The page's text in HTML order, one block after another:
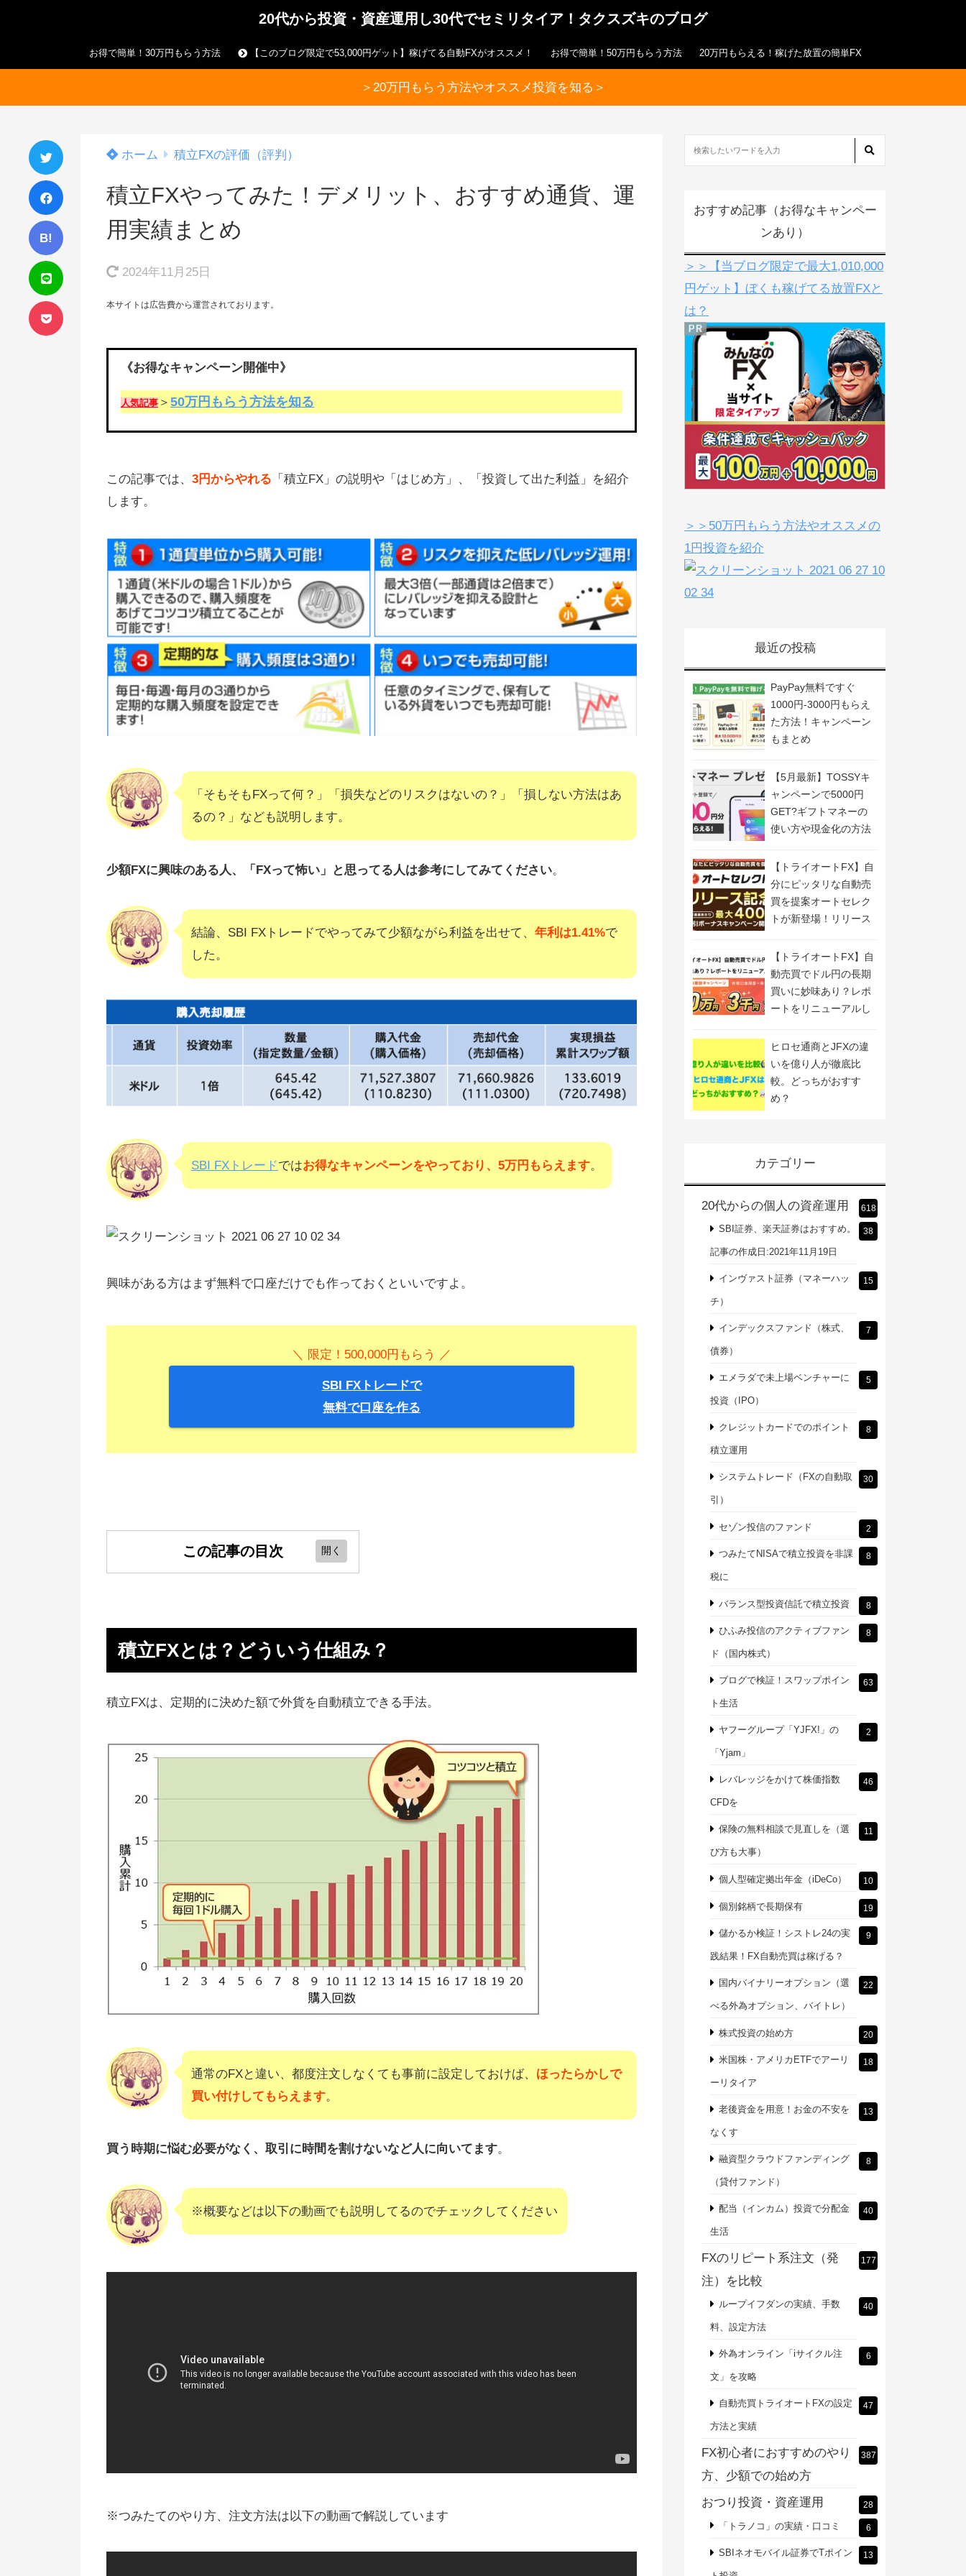
20代から投資・資産運用し30代でセミリタイア！タクスズキのブログ
お得で簡単！30万円もらう方法 【このブログ限定で53,000円ゲット】稼げてる自動FXがオススメ！ お得で簡単！50万円もらう方法 20万円もらえる！稼げた放置の簡単FX
＞20万円もらう方法やオススメ投資を知る＞
B!
ホーム 積立FXの評価（評判）
積立FXやってみた！デメリット、おすすめ通貨、運
用実績まとめ
2024年11月25日
本サイトは広告費から運営されております。
《お得なキャンペーン開催中》
人気記事 ＞ 50万円もらう方法を知る
この記事では、 3円からやれる 「積立FX」の説明や「はじめ方」、「投資して出た利益」を紹介
します。
「そもそもFXって何？」「損失などのリスクはないの？」「損しない方法はあ
るの？」なども説明します。
少額FXに興味のある人、「FXって怖い」と思ってる人は参考にしてみてください。
結論、SBI FXトレードでやってみて少額ながら利益を出せて、 年利は1.41%で
した。
SBI FXトレードではお得なキャンペーンをやっており、5万円もらえます。
興味がある方はまず無料で口座だけでも作っておくといいですよ。
＼ 限定！500,000円もらう ／
SBI FXトレードで
無料で口座を作る
この記事の目次
積立FXのデメリット
るの？
積立FXがおすすめじゃない人
【まとめ】積立FXは危険で儲からな
積立FXとは？どういう仕組み？
積立FXは、定期的に決めた額で外貨を自動積立できる手法。
通常のFXと違い、都度注文しなくても事前に設定しておけば、 ほったらかしで
買い付けしてもらえます。
買う時期に悩む必要がなく、取引に時間を割けないなど人に向いてます。
※概要などは以下の動画でも説明してるのでチェックしてください
※つみたてのやり方、注文方法は以下の動画で解説しています
おすすめ記事（お得なキャンペー
ンあり）
＞＞【当ブログ限定で最大1,010,000
円ゲット】ぼくも稼げてる放置FXと
は？
＞＞50万円もらう方法やオススメの
1円投資を紹介
最近の投稿
PayPay無料ですぐ
1000円-3000円もらえ
た方法！キャンペーン
もまとめ
【5月最新】TOSSYキ
ャンペーンで5000円
GET?ギフトマネーの
使い方や現金化の方法
【トライオートFX】自
分にピッタリな自動売
買を提案オートセレク
トが新登場！リリース
催！
【トライオートFX】自
動売買でドル円の長期
買いに妙味あり？レポ
ートをリニューアルし
ヒロセ通商とJFXの違
いを億り人が徹底比
較。どっちがおすす
め？
カテゴリー
20代からの個人の資産運用 618
SBI証券、楽天証券はおすすめ。
記事の作成日:2021年11月19日
38
インヴァスト証券（マネーハッ
チ）
15
インデックスファンド（株式、
債券）
7
エメラダで未上場ベンチャーに
投資（IPO）
5
クレジットカードでのポイント
積立運用
8
システムトレード（FXの自動取
引）
30
セゾン投信のファンド 2
つみたてNISAで積立投資を非課
税に
8
バランス型投資信託で積立投資 8
ひふみ投信のアクティブファン
ド（国内株式）
8
ブログで検証！スワップポイン
ト生活
63
ヤフーグループ「YJFX!」の
「Yjam」
2
レバレッジをかけて株価指数
CFDを
46
保険の無料相談で見直しを（選
び方も大事）
11
個人型確定拠出年金（iDeCo） 10
個別銘柄で長期保有 19
儲かるか検証！シストレ24の実
践結果！FX自動売買は稼げる？
9
国内バイナリーオプション（選
べる外為オプション、バイトレ）
22
株式投資の始め方 20
米国株・アメリカETFでアーリ
ーリタイア
18
老後資金を用意！お金の不安を
なくす
13
融資型クラウドファンディング
（貸付ファンド）
8
配当（インカム）投資で分配金
生活
40
FXのリピート系注文（発
注）を比較
177
ループイフダンの実績、手数
料、設定方法
40
外為オンライン「iサイクル注
文」を攻略
6
自動売買トライオートFXの設定
方法と実績
47
FX初心者におすすめのやり
方、少額での始め方
387
おつり投資・資産運用 28
「トラノコ」の実績・口コミ 6
SBIネオモバイル証券でTポイン 13